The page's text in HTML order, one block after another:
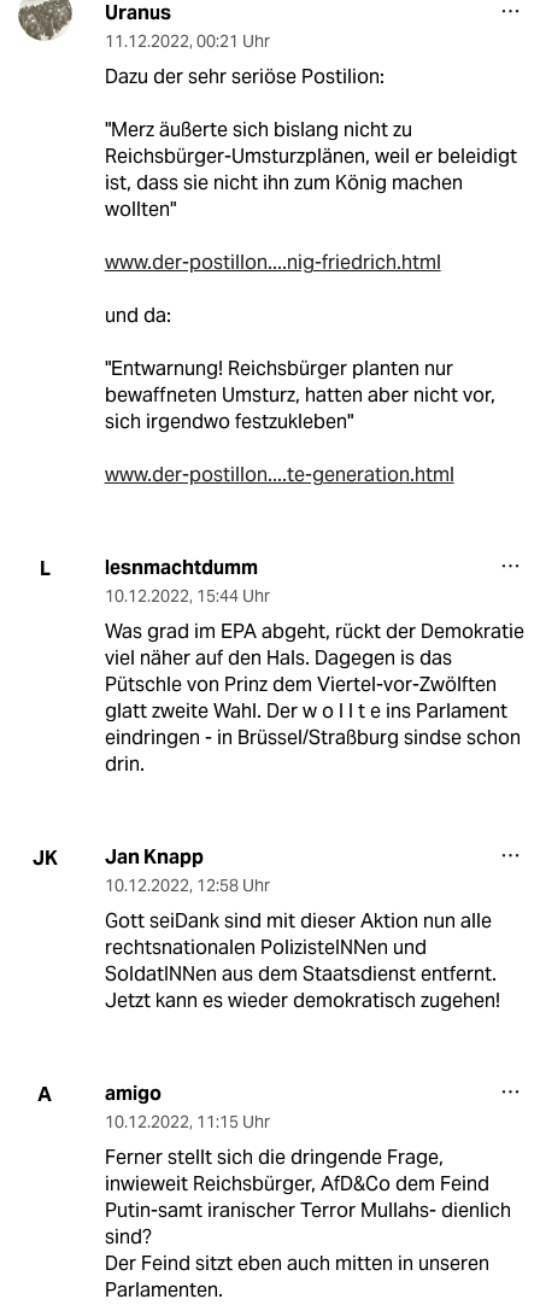
Uranus
11.12.2022, 00:21 Uhr
Dazu der sehr seriöse Postilion:
"Merz äußerte sich bislang nicht zu
Reichsbürger-Umsturzplänen, weil er beleidigt
ist, dass sie nicht ihn zum König machen
wollten"
www.der-postillon....nig-friedrich.html
und da:
"Entwarnung! Reichsbürger planten nur
bewaffneten Umsturz, hatten aber nicht vor,
sich irgendwo festzukleben"
www.der-postillon....te-generation.html
L lesnmachtdumm
10.12.2022, 15:44 Uhr
Was grad im EPA abgeht, rückt der Demokratie
viel näher auf den Hals. Dagegen is das
Pütschle von Prinz dem Viertel-vor-Zwölften
glatt zweite Wahl. Der w o l l t e ins Parlament
eindringen - in Brüssel/Straßburg sindse schon
drin.
JK Jan Knapp
10.12.2022, 12:58 Uhr
Gott seiDank sind mit dieser Aktion nun alle
rechtsnationalen PolizisteINNen und
SoldatINNen aus dem Staatsdienst entfernt.
Jetzt kann es wieder demokratisch zugehen!
A amigo
10.12.2022, 11:15 Uhr
Ferner stellt sich die dringende Frage,
inwieweit Reichsbürger, AfD&Co dem Feind
Putin-samt iranischer Terror Mullahs- dienlich
sind?
Der Feind sitzt eben auch mitten in unseren
Parlamenten.